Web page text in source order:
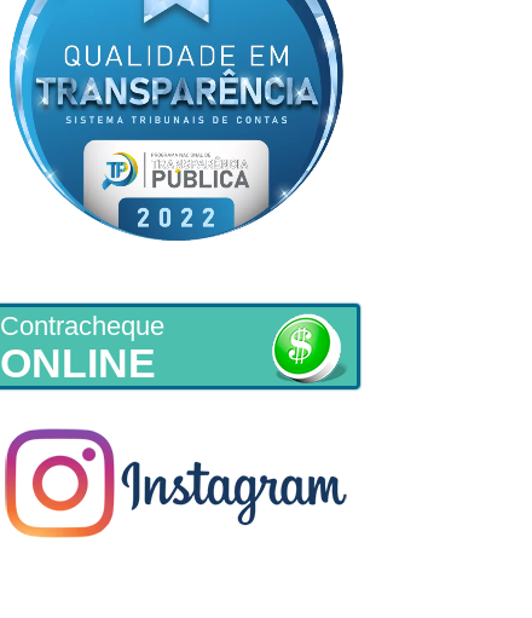
Contracheque
ONLINE